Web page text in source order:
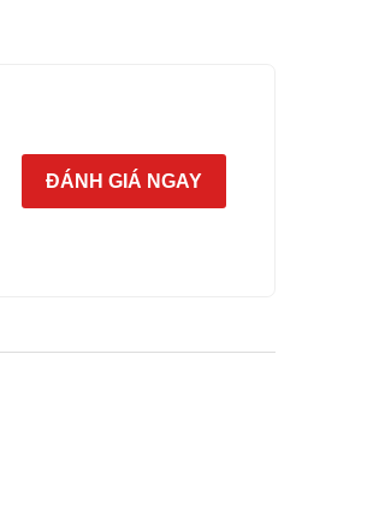
ĐÁNH GIÁ NGAY